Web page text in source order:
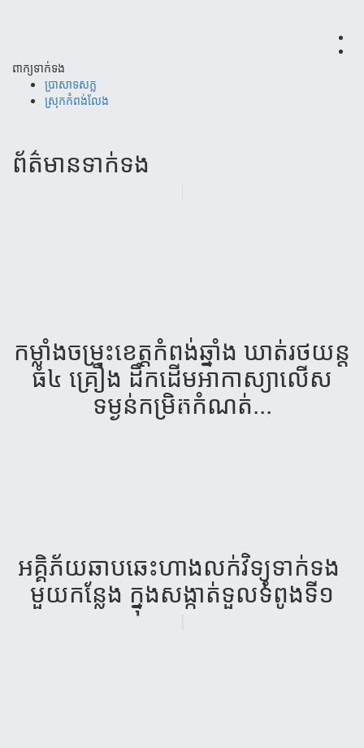
ពាក្យទាក់ទង
ប្រាសាទ​សក្ល
ស្រុកកំពង់លែង
ព័ត៌មាន​ទាក់​ទង
កម្លាំង​ចម្រុះ​ខេត្ត​កំពង់​ឆ្នាំង​ ឃាត់​រថយន្ត​
ធំ​៤​ គ្រឿង​ ដឹក​ដើម​អាកាស្យា​លើស​
ទម្ងន់​កម្រិត​កំណត់...
អគ្គិ​ភ័យ​ឆាប​ឆេះ​ហាង​លក់​វិទ្យុ​ទាក់​ទង ​
មួយ​កន្លែង​ ក្នុង​សង្កាត់​ទួល​ទំ​ពូង​ទី​១